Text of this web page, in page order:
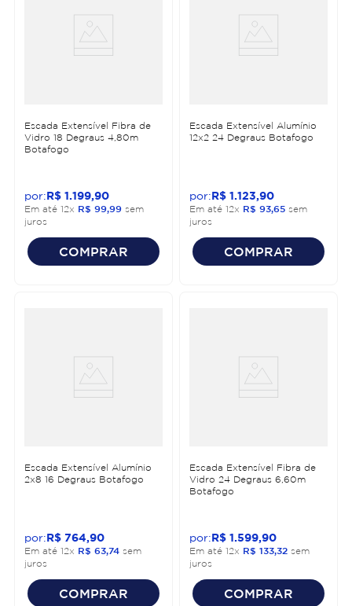
Escada Extensível Fibra de
Vidro 18 Degraus 4,80m
Botafogo
R$ 1 199 90
Em até 12x R$ 99 99 sem
juros
COMPRAR
Escada Extensível Alumínio
12x2 24 Degraus Botafogo
R$ 1 123 90
Em até 12x R$ 93 65 sem
juros
COMPRAR
Escada Extensível Alumínio
2x8 16 Degraus Botafogo
R$ 764 90
Em até 12x R$ 63 74 sem
juros
COMPRAR
Escada Extensível Fibra de
Vidro 24 Degraus 6,60m
Botafogo
R$ 1 599 90
Em até 12x R$ 133 32 sem
juros
COMPRAR